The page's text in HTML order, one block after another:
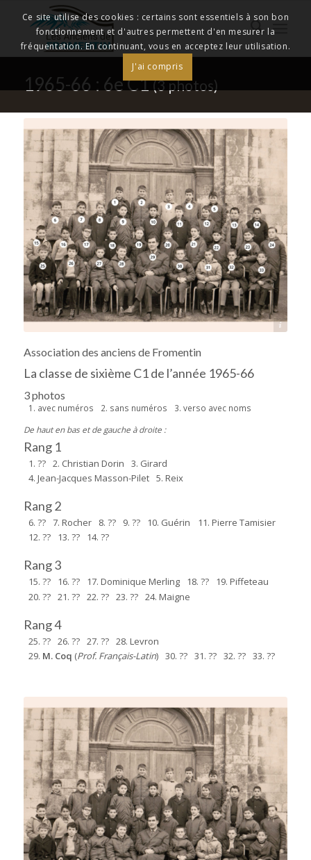
1965-66 : 6e C1(3 photos)
Source : Jean-Jacques Masson-Pilet
Association des anciens de Fromentin
La classe de sixième C1 de l’année 1965-66
3 photos
1. avec numéros 2. sans numéros
3. verso avec noms
De haut en bas et de gauche à droite :
Rang 1
1. ?? 2. Christian Dorin
3. Girard
4. Jean-Jacques Masson-Pilet 5. Reix
Rang 2
6. ?? 7. Rocher 8. ?? 9. ?? 10. Guérin
11. Pierre Tamisier
12. ??
13. ?? 14. ??
Rang 3
15. ?? 16. ?? 17. Dominique Merling 18. ??
19. Piffeteau
20. ?? 21. ?? 22. ?? 23. ?? 24. Maigne
Rang 4
25. ?? 26. ?? 27. ?? 28. Levron
29. M. Coq (Prof. Français-Latin) 30. ?? 31. ?? 32. ?? 33. ??
Ce site utilise des cookies : certains sont essentiels à son bon
fonctionnement et d'autres permettent d'en mesurer la
fréquentation. En continuant, vous en acceptez leur utilisation.
J'ai compris